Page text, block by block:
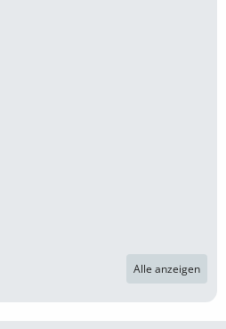
Alle anzeigen